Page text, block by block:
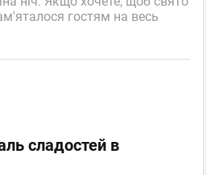
гостям на весь
сладостей в